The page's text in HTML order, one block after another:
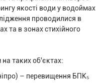
якості води у водоймах
проводилися в
та в зонах стихійного
таких об'єктах:
– перевищення БПК₅